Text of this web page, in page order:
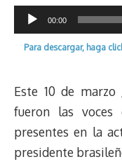
Reproductor
de
audio
00:00
Para descargar, haga
Este 10 de marzo
fueron las voces
presentes en la
presidente